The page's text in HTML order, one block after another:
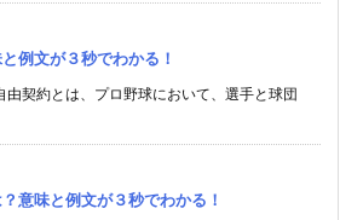
例文が３秒でわかる！
由契約とは、プロ野球において、選手と球団
意味と例文が３秒でわかる！